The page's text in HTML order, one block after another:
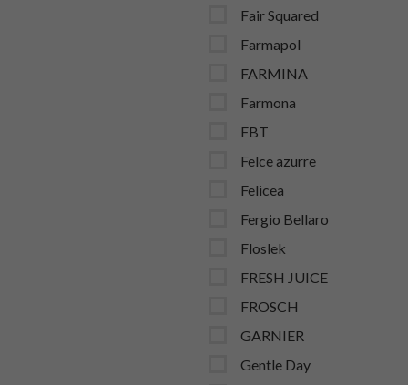
Fair Squared
Farmapol
FARMINA
Farmona
FBT
Felce azurre
Felicea
Fergio Bellaro
Floslek
FRESH JUICE
FROSCH
GARNIER
Gentle Day